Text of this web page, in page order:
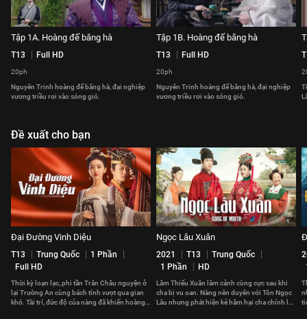
Tập 1A. Hoàng đế băng hà
T13 Full HD
20ph
Nguyên Trinh hoàng đế băng hà, đại nghiệp
vương triều rơi vào sóng gió.
Tập 1B. Hoàng đế băng hà
T13 Full HD
20ph
Nguyên Trinh hoàng đế băng hà, đại nghiệp
vương triều rơi vào sóng gió.
Đề xuất cho bạn
Đại Đường Vinh Diệu
T13 Trung Quốc
1 Phần
Full HD
Thời kỳ loạn lạc, phi tần Trân Châu nguyện ở
lại Trường An cùng bách tính vượt qua gian
khó. Tài trí, đức độ của nàng đã khiến hoàng
Ngọc Lâu Xuân
2021 T13
Trung Quốc
1 Phần
HD
Lâm Thiếu Xuân lâm cảnh cùng cực sau khi
cha bị vu oan. Nàng nên duyên với Tôn Ngọc
Lâu nhưng phát hiện kẻ hãm hại cha chính là